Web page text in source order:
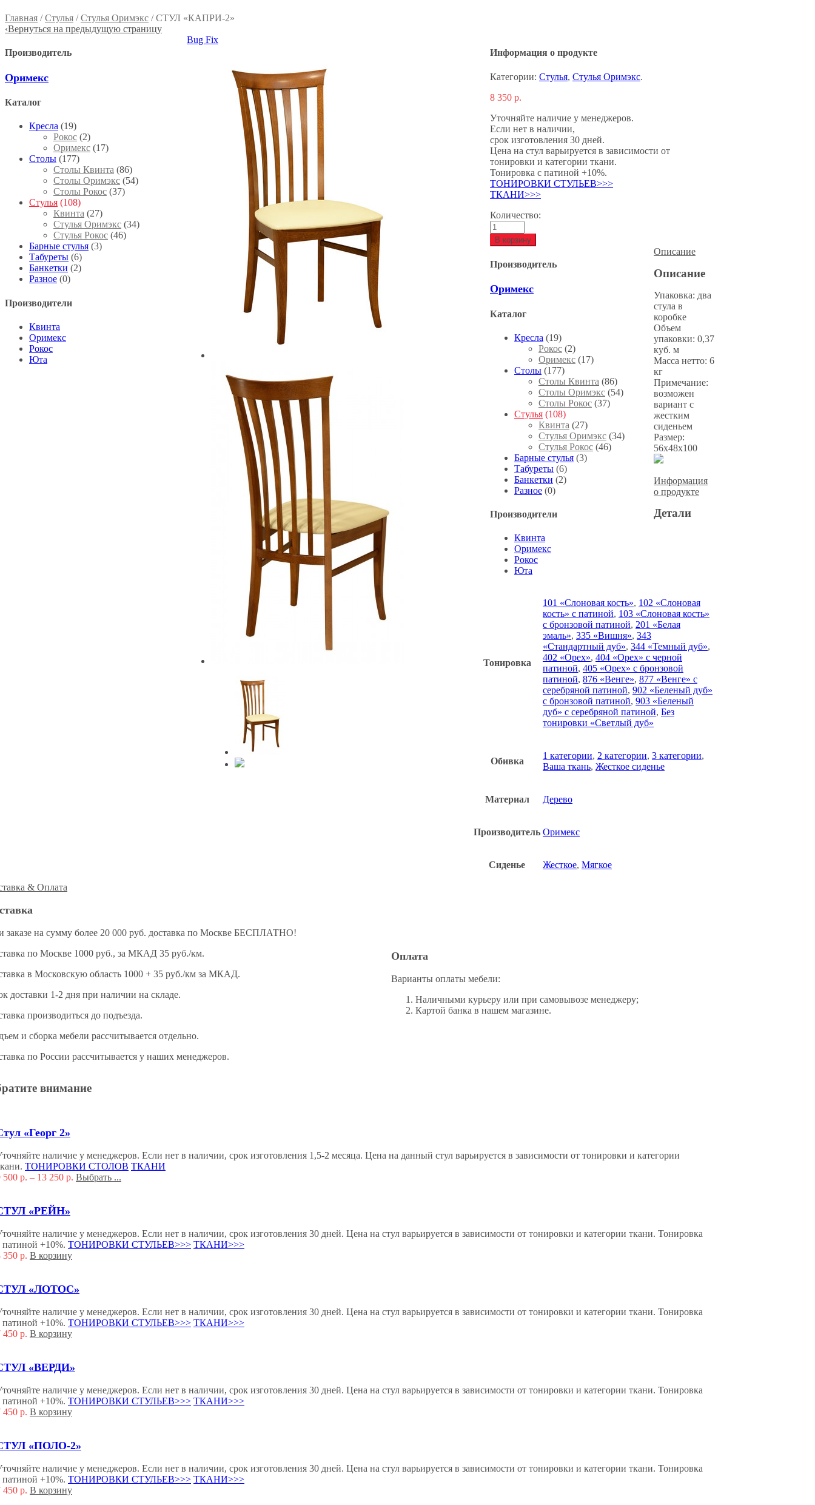
Главная /Стулья /Стулья Оримэкс / СТУЛ «КАПРИ-2»
‹Вернуться на предыдущую страницу
Производитель
Оримекс
Каталог
Кресла (19)
Рокос (2)
Оримекс (17)
Столы (177)
Столы Квинта (86)
Столы Оримэкс (54)
Столы Рокос (37)
Стулья (108)
Квинта (27)
Стулья Оримэкс (34)
Стулья Рокос (46)
Барные стулья (3)
Табуреты (6)
Банкетки (2)
Разное (0)
Производители
Квинта
Оримекс
Рокос
Юта
Bug Fix
Информация о продукте
Категории: Стулья, Стулья Оримэкс.
8 350 р.
Уточняйте наличие у менеджеров.
Если нет в наличии,
срок изготовления 30 дней.
Цена на стул варьируется в зависимости от
тонировки и категории ткани.
Тонировка с патиной +10%.
ТОНИРОВКИ СТУЛЬЕВ>>>
ТКАНИ>>>
Количество:
В корзину
Производитель
Оримекс
Каталог
Кресла (19)
Рокос (2)
Оримекс (17)
Столы (177)
Столы Квинта (86)
Столы Оримэкс (54)
Столы Рокос (37)
Стулья (108)
Квинта (27)
Стулья Оримэкс (34)
Стулья Рокос (46)
Барные стулья (3)
Табуреты (6)
Банкетки (2)
Разное (0)
Производители
Квинта
Оримекс
Рокос
Юта
Описание
Описание
Упаковка: два
стула в
коробке
Объем
упаковки: 0,37
куб. м
Масса нетто: 6
кг
Примечание:
возможен
вариант с
жестким
сиденьем
Размер:
56x48x100
Информация
о продукте
Детали
Тонировка
101 «Слоновая кость», 102 «Слоновая
кость» с патиной, 103 «Слоновая кость»
с бронзовой патиной, 201 «Белая
эмаль», 335 «Вишня», 343
«Стандартный дуб», 344 «Темный дуб»,
402 «Орех», 404 «Орех» с черной
патиной, 405 «Орех» с бронзовой
патиной, 876 «Венге», 877 «Венге» с
серебряной патиной, 902 «Беленый дуб»
с бронзовой патиной, 903 «Беленый
дуб» с серебряной патиной, Без
тонировки «Светлый дуб»
Обивка
1 категории, 2 категории, 3 категории,
Ваша ткань, Жесткое сиденье
Материал Дерево
Производитель Оримекс
Сиденье Жесткое, Мягкое
& Оплата
заказе на сумму более 20 000 руб. доставка по Москве БЕСПЛАТНО!
по Москве 1000 руб., за МКАД 35 руб./км.
в Московскую область 1000 + 35 руб./км за МКАД.
доставки 1-2 дня при наличии на складе.
производиться до подъезда.
и сборка мебели рассчитывается отдельно.
по России рассчитывается у наших менеджеров.
Оплата
Варианты оплаты мебели:
Наличными курьеру или при самовывозе менеджеру;
Картой банка в нашем магазине.
внимание
«Георг 2»
наличие у менеджеров. Если нет в наличии, срок изготовления 1,5-2 месяца. Цена на данный стул варьируется в зависимости от тонировки и категории
ТОНИРОВКИ СТОЛОВ ТКАНИ
500 р. – 13 250 р. Выбрать ...
«РЕЙН»
наличие у менеджеров. Если нет в наличии, срок изготовления 30 дней. Цена на стул варьируется в зависимости от тонировки и категории ткани. Тонировка
патиной +10%. ТОНИРОВКИ СТУЛЬЕВ>>> ТКАНИ>>>
350 р. В корзину
«ЛОТОС»
наличие у менеджеров. Если нет в наличии, срок изготовления 30 дней. Цена на стул варьируется в зависимости от тонировки и категории ткани. Тонировка
патиной +10%. ТОНИРОВКИ СТУЛЬЕВ>>> ТКАНИ>>>
450 р. В корзину
«ВЕРДИ»
наличие у менеджеров. Если нет в наличии, срок изготовления 30 дней. Цена на стул варьируется в зависимости от тонировки и категории ткани. Тонировка
патиной +10%. ТОНИРОВКИ СТУЛЬЕВ>>> ТКАНИ>>>
450 р. В корзину
«ПОЛО-2»
наличие у менеджеров. Если нет в наличии, срок изготовления 30 дней. Цена на стул варьируется в зависимости от тонировки и категории ткани. Тонировка
патиной +10%. ТОНИРОВКИ СТУЛЬЕВ>>> ТКАНИ>>>
450 р. В корзину